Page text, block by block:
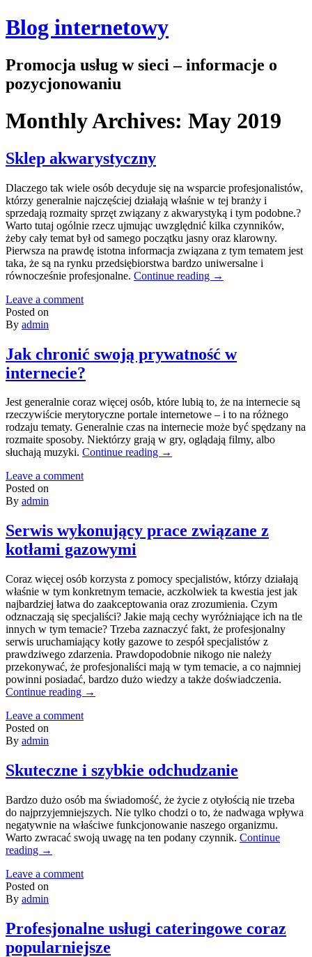
Blog internetowy
Promocja usług w sieci – informacje o
pozycjonowaniu
Monthly Archives: May 2019
Sklep akwarystyczny
Dlaczego tak wiele osób decyduje się na wsparcie profesjonalistów,
którzy generalnie najczęściej działają właśnie w tej branży i
sprzedają rozmaity sprzęt związany z akwarystyką i tym podobne.?
Warto tutaj ogólnie rzecz ujmując uwzględnić kilka czynników,
żeby cały temat był od samego początku jasny oraz klarowny.
Pierwsza na prawdę istotna informacja związana z tym tematem jest
taka, że są na rynku przedsiębiorstwa bardzo uniwersalne i
równocześnie profesjonalne. Continue reading →
Leave a comment
Posted on
By admin
Jak chronić swoją prywatność w
internecie?
Jest generalnie coraz więcej osób, które lubią to, że na internecie są
rzeczywiście merytoryczne portale internetowe – i to na różnego
rodzaju tematy. Generalnie czas na internecie może być spędzany na
rozmaite sposoby. Niektórzy grają w gry, oglądają filmy, albo
słuchają muzyki. Continue reading →
Leave a comment
Posted on
By admin
Serwis wykonujący prace związane z
kotłami gazowymi
Coraz więcej osób korzysta z pomocy specjalistów, którzy działają
właśnie w tym konkretnym temacie, aczkolwiek ta kwestia jest jak
najbardziej łatwa do zaakceptowania oraz zrozumienia. Czym
odznaczają się specjaliści? Jakie mają cechy wyróżniające ich na tle
innych w tym temacie? Trzeba zaznaczyć fakt, że profesjonalny
serwis uruchamiający kotły gazowe to zespół specjalistów z
prawdziwego zdarzenia. Prawdopodobnie nikogo nie należy
przekonywać, że profesjonaliści mają w tym temacie, a co najmniej
powinni posiadać, bardzo dużo wiedzy a także doświadczenia.
Continue reading →
Leave a comment
Posted on
By admin
Skuteczne i szybkie odchudzanie
Bardzo dużo osób ma świadomość, że życie z otyłością nie trzeba
do najprzyjemniejszych. Nie tylko chodzi o to, że nadwaga wpływa
negatywnie na właściwe funkcjonowanie naszego organizmu.
Warto zwracać swoją uwagę na ten podany czynnik. Continue
reading →
Leave a comment
Posted on
By admin
Profesjonalne usługi cateringowe coraz
popularniejsze